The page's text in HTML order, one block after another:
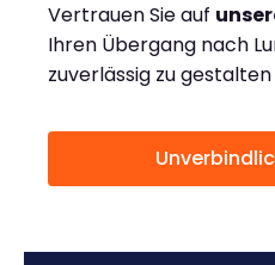
Vertrauen Sie auf
Ihren Übergang nach
zuverlässig zu gestalten